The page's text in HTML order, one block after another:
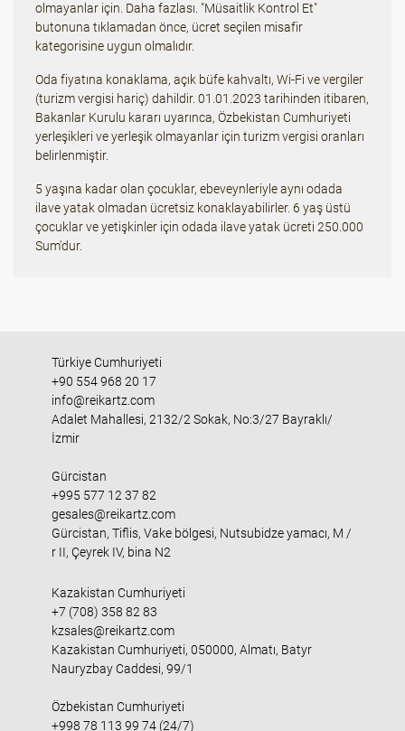
olmayanlar için. Daha fazlası. "Müsaitlik Kontrol Et"
butonuna tıklamadan önce, ücret seçilen misafir
kategorisine uygun olmalıdır.
Oda fiyatına konaklama, açık büfe kahvaltı, Wi-Fi ve vergiler
(turizm vergisi hariç) dahildir. 01.01.2023 tarihinden itibaren,
Bakanlar Kurulu kararı uyarınca, Özbekistan Cumhuriyeti
yerleşikleri ve yerleşik olmayanlar için turizm vergisi oranları
belirlenmiştir.
5 yaşına kadar olan çocuklar, ebeveynleriyle aynı odada
ilave yatak olmadan ücretsiz konaklayabilirler. 6 yaş üstü
çocuklar ve yetişkinler için odada ilave yatak ücreti 250.000
Sum'dur.
Türkiye Cumhuriyeti
+90 554 968 20 17
info@reikartz.com
Adalet Mahallesi, 2132/2 Sokak, No:3/27 Bayraklı/
İzmir
Gürcistan
+995 577 12 37 82
gesales@reikartz.com
Gürcistan, Tiflis, Vake bölgesi, Nutsubidze yamacı, M /
r II, Çeyrek IV, bina N2
Kazakistan Cumhuriyeti
+7 (708) 358 82 83
kzsales@reikartz.com
Kazakistan Cumhuriyeti, 050000, Almatı, Batyr
Nauryzbay Caddesi, 99/1
Özbekistan Cumhuriyeti
+998 78 113 99 74 (24/7)